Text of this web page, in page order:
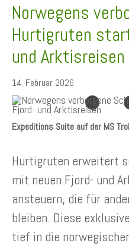
Norwegens
Hurtigruten
und Arktisreisen
14. Februar 2026
Expeditions Suite auf der MS
Hurtigruten erweitert
mit neuen Fjord- und
ansteuern, die für
bleiben. Diese
tief in die